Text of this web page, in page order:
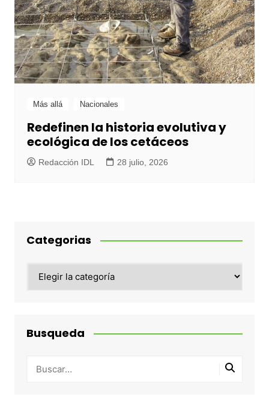
Más allá Nacionales
Redefinen la historia evolutiva y
ecológica de los cetáceos
Redacción IDL 28 julio, 2026
Categorias
Busqueda